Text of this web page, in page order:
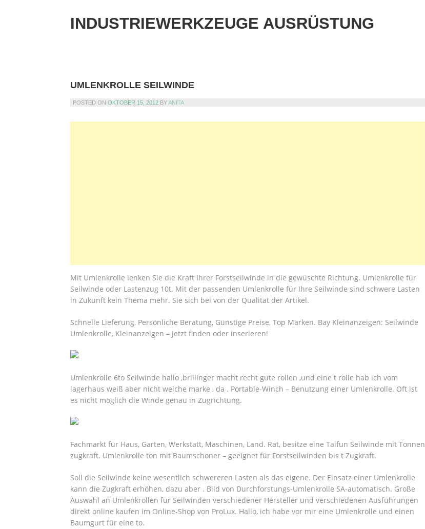
INDUSTRIEWERKZEUGE AUSRÜSTUNG
UMLENKROLLE SEILWINDE
POSTED ON OKTOBER 15, 2012 BYANITA
Mit Umlenkrolle lenken Sie die Kraft Ihrer Forstseilwinde in die gewüschte Richtung. Umlenkrolle für
Seilwinde oder Lastenzug 10t. Mit der passenden Umlenkrolle für Ihre Seilwinde sind schwere Lasten
in Zukunft kein Thema mehr. Sie sich bei von der Qualität der Artikel.
Schnelle Lieferung, Persönliche Beratung, Günstige Preise, Top Marken. Bay Kleinanzeigen: Seilwinde
Umlenkrolle, Kleinanzeigen – Jetzt finden oder inserieren!
Umlenkrolle 6to Seilwinde hallo ,brillinger macht recht gute rollen ,und eine t rolle hab ich vom
lagerhaus weiß aber nicht welche marke , da . Portable-Winch – Benutzung einer Umlenkrolle. Oft ist
es nicht möglich die Winde genau in Zugrichtung.
Fachmarkt für Haus, Garten, Werkstatt, Maschinen, Land. Rat, besitze eine Taifun Seilwinde mit Tonnen
zugkraft. Umlenkrolle ton mit Baumschoner – geeignet für Forstseilwinden bis t Zugkraft.
Soll die Seilwinde keine wesentlich schwereren Lasten als das eigene. Der Einsatz einer Umlenkrolle
kann die Zugkraft erhöhen, dazu aber . Bild von Durchforstungs-Umlenkrolle SA-automatisch. Große
Auswahl an Umlenkrollen für Seilwinden verschiedener Hersteller und verschiedenen Ausführungen
direkt online kaufen im Online-Shop von ProLux. Hallo, ich habe vor mir eine Umlenkrolle und einen
Baumgurt für eine to.